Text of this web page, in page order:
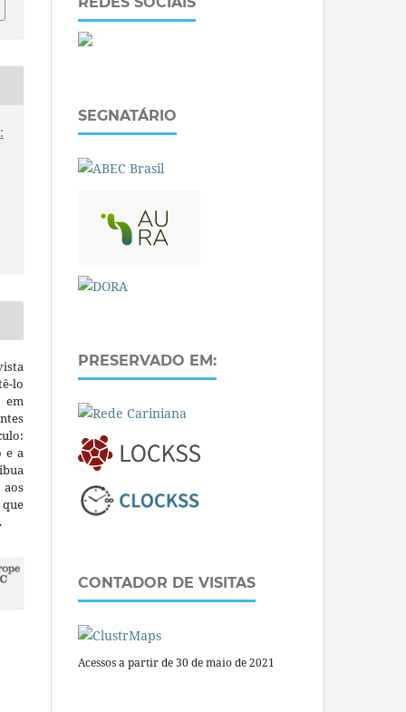
lo
em
e a
SEGNATÁRIO
PRESERVADO EM:
CONTADOR DE VISITAS
Acessos a partir de 30 de maio de 2021